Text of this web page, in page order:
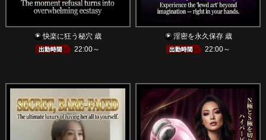
快楽に狂う秘穴 歳
22:00～
淫密を永久保存 歳
22:00～